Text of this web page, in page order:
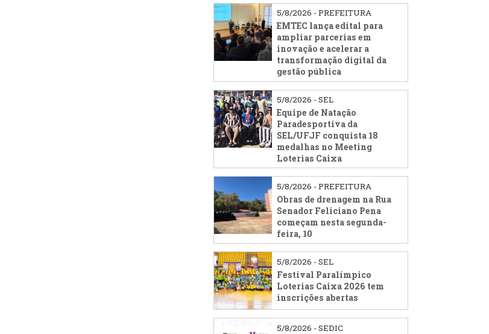
5/8/2026 - PREFEITURA
EMTEC lança edital para
ampliar parcerias em
inovação e acelerar a
transformação digital da
gestão pública
5/8/2026 - SEL
Equipe de Natação
Paradesportiva da
SEL/UFJF conquista 18
medalhas no Meeting
Loterias Caixa
5/8/2026 - PREFEITURA
Obras de drenagem na Rua
Senador Feliciano Pena
começam nesta segunda-
feira, 10
5/8/2026 - SEL
Festival Paralímpico
Loterias Caixa 2026 tem
inscrições abertas
5/8/2026 - SEDIC